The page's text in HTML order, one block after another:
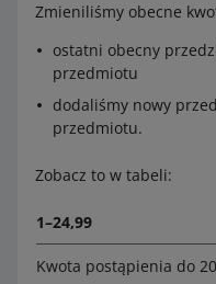
Zmieniliśmy obecne
ostatni obecny
przedmiotu
dodaliśmy nowy
przedmiotu.
Zobacz to w tabeli:
1–24,99
Kwota postąpienia do